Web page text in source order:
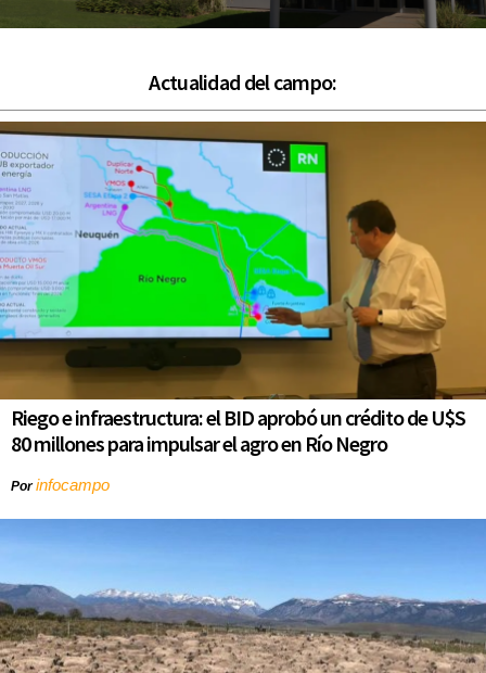
Actualidad del campo:
Riego e infraestructura: el BID aprobó un crédito de U$S
80 millones para impulsar el agro en Río Negro
Porinfocampo